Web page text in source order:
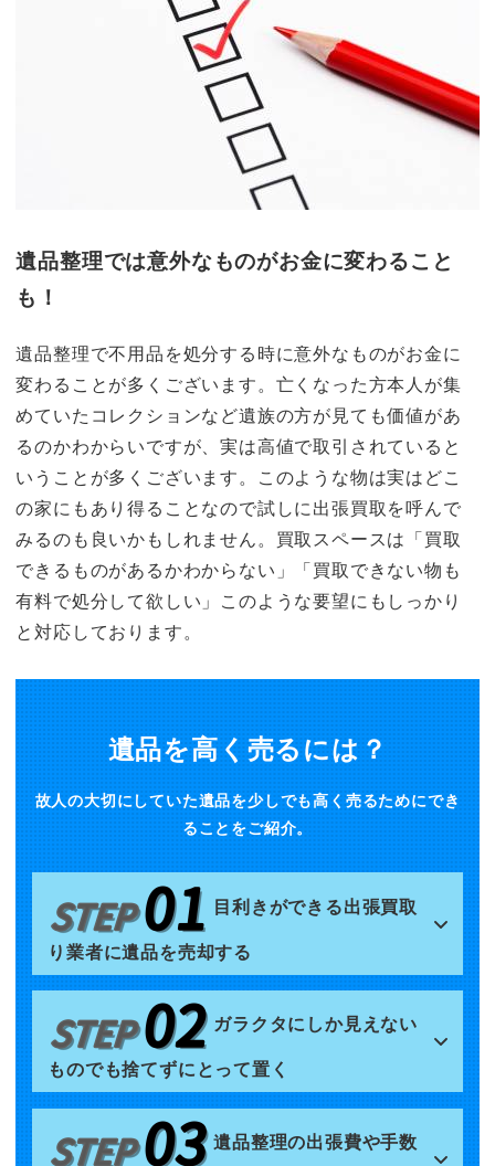
遺品整理では意外なものがお金に変わること
も！
遺品整理で不用品を処分する時に意外なものがお金に
変わることが多くございます。亡くなった方本人が集
めていたコレクションなど遺族の方が見ても価値があ
るのかわからいですが、実は高値で取引されていると
いうことが多くございます。このような物は実はどこ
の家にもあり得ることなので試しに出張買取を呼んで
みるのも良いかもしれません。買取スペースは「買取
できるものがあるかわからない」「買取できない物も
有料で処分して欲しい」このような要望にもしっかり
と対応しております。
遺品を高く売るには？
故人の大切にしていた遺品を少しでも高く売るためにでき
ることをご紹介。
目利きができる出張買取
り業者に遺品を売却する
ガラクタにしか見えない
ものでも捨てずにとって置く
遺品整理の出張費や手数